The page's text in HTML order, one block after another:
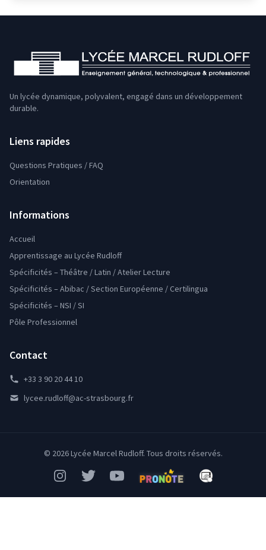
Un lycée dynamique, polyvalent, engagé dans un développement
durable.
Liens rapides
Questions Pratiques / FAQ
Orientation
Informations
Accueil
Apprentissage au Lycée Rudloff
Spécificités – Théâtre / Latin / Atelier Lecture
Spécificités – Abibac / Section Européenne / Certilingua
Spécificités – NSI / SI
Pôle Professionnel
Contact
+33 3 90 20 44 10
lycee.rudloff@ac-strasbourg.fr
© 2026 Lycée Marcel Rudloff. Tous droits réservés.
InstagramTwitterYouTubePronote Mon Bureau